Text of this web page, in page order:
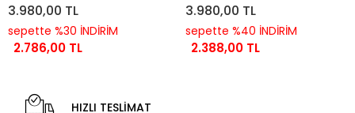
3.980,00 TL
sepette %30 İNDİRİM
2.786,00 TL
3.980,00 TL
sepette %40 İNDİRİM
2.388,00 TL
HIZLI TESLİMAT